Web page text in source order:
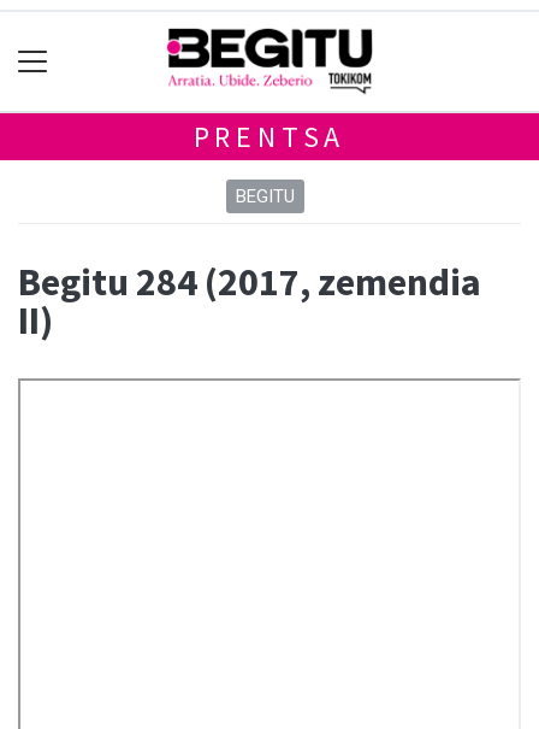
PRENTSA
BEGITU
Begitu 284 (2017, zemendia
II)